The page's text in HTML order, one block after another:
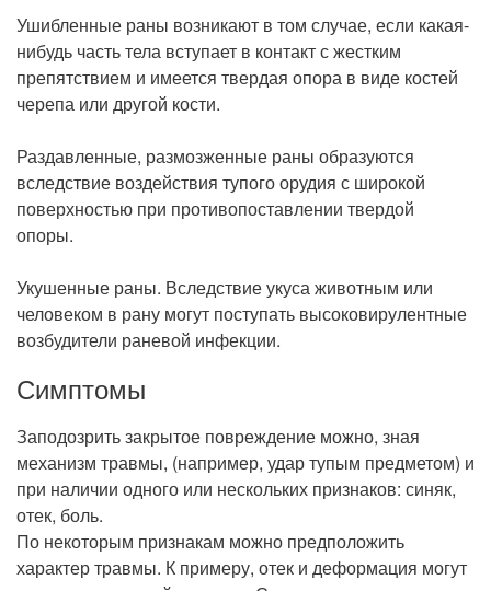
Ушибленные раны возникают в том случае, если какая-
нибудь часть тела вступает в контакт с жестким
препятствием и имеется твердая опора в виде костей
черепа или другой кости.
Раздавленные, размозженные раны образуются
вследствие воздействия тупого орудия с широкой
поверхностью при противопоставлении твердой
опоры.
Укушенные раны. Вследствие укуса животным или
человеком в рану могут поступать высоковирулентные
возбудители раневой инфекции.
Симптомы
Заподозрить закрытое повреждение можно, зная
механизм травмы, (например, удар тупым предметом) и
при наличии одного или нескольких признаков: синяк,
отек, боль.
По некоторым признакам можно предположить
характер травмы. К примеру, отек и деформация могут